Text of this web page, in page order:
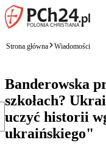
Strona główna Wiadomości
Banderowska
szkołach?
uczyć historii
ukraińskiego"